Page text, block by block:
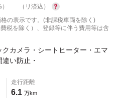
（リ済込）
の表示です。(非課税車両を除く)
税を除く）、登録等に伴う費用等は含
カメラ・シートヒーター・エマ
い防止・
走行距離
6.1 万km